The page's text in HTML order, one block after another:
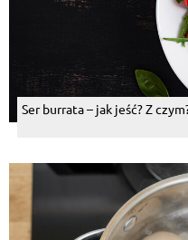
Ser burrata – jak jeść? Z